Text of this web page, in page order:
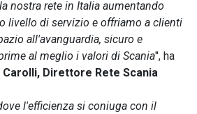
nostra rete in Italia aumentando
livello di servizio e offriamo a clienti
all'avanguardia, sicuro e
al meglio i valori di Scania", ha
Carolli, Direttore Rete Scania
l'efficienza si coniuga con il